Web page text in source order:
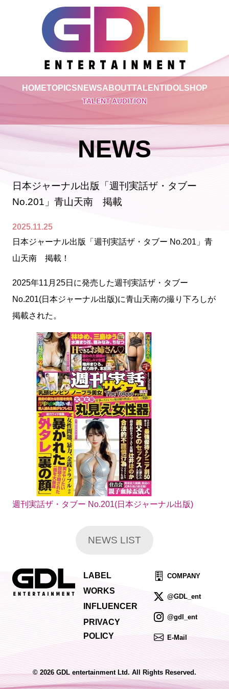
HOMETOPICS NEWSABOUTTALENTIDOLSHOP
TALENT AUDITION
NEWS
日本ジャーナル出版「週刊実話ザ・タブー
No.201」青山天南 掲載
2025.11.25
日本ジャーナル出版「週刊実話ザ・タブー No.201」青
山天南 掲載！
2025年11月25日に発売した週刊実話ザ・タブー
No.201(日本ジャーナル出版)に青山天南の撮り下ろしが
掲載された。
週刊実話ザ・タブー No.201(日本ジャーナル出版)
NEWS LIST
LABEL
WORKS
INFLUENCER
PRIVACY
POLICY
COMPANY
@GDL_ent
@gdl_ent
E-Mail
© 2026 GDL entertainment Ltd. All Rights Reserved.